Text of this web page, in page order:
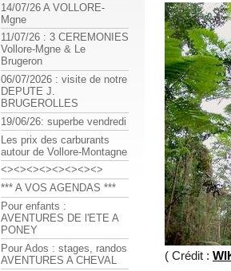
( Crédit :
14/07/26 A VOLLORE-
Mgne
11/07/26 : 3 CEREMONIES
Vollore-Mgne & Le
Brugeron
06/07/2026 : visite de notre
DEPUTE J.
BRUGEROLLES
19/06/26: superbe vendredi
Les prix des carburants
autour de Vollore-Montagne
<><><><><><><><>
*** A VOS AGENDAS ***
Pour enfants :
AVENTURES DE l'ETE A
PONEY
Pour Ados : stages, randos
AVENTURES A CHEVAL